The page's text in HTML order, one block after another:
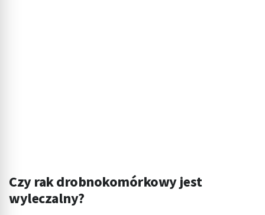
Czy rak drobnokomórkowy jest
wyleczalny?